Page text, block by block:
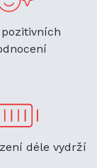
pozitivních
déle vydrží